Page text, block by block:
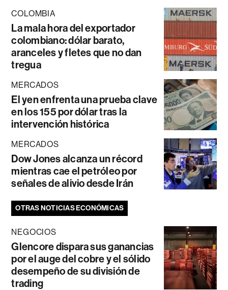
COLOMBIA
La mala hora del exportador
colombiano: dólar barato,
aranceles y fletes que no dan
tregua
MERCADOS
El yen enfrenta una prueba clave
en los 155 por dólar tras la
intervención histórica
MERCADOS
Dow Jones alcanza un récord
mientras cae el petróleo por
señales de alivio desde Irán
OTRAS NOTICIAS ECONÓMICAS
NEGOCIOS
Glencore dispara sus ganancias
por el auge del cobre y el sólido
desempeño de su división de
trading